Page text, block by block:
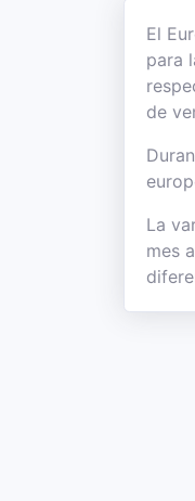
El
para
de
La
mes